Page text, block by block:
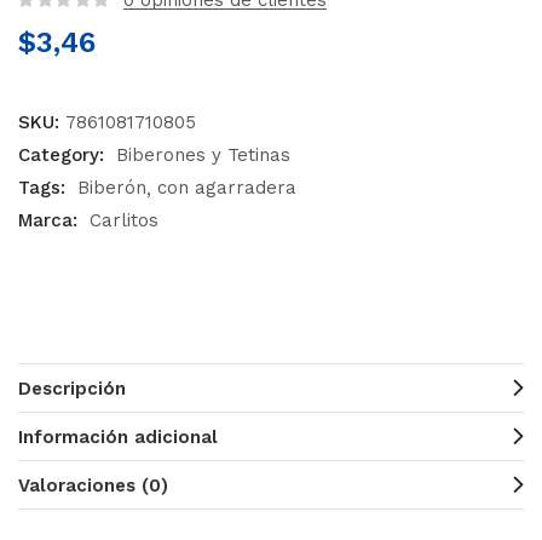
$3,46
SKU: 7861081710805
Category:
Biberones y Tetinas
Tags:
Biberón con agarradera
Marca:
Carlitos
Descripción
Información adicional
Valoraciones (0)